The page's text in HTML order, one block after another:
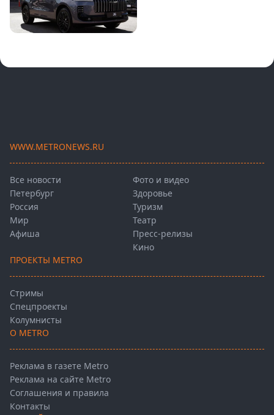
WWW.METRONEWS.RU
Все новости
Петербург
Россия
Мир
Афиша
Фото и видео
Здоровье
Туризм
Театр
Пресс-релизы
Кино
ПРОЕКТЫ METRO
Стримы
Спецпроекты
Колумнисты
О METRO
Реклама в газете Metro
Реклама на сайте Metro
Соглашения и правила
Контакты